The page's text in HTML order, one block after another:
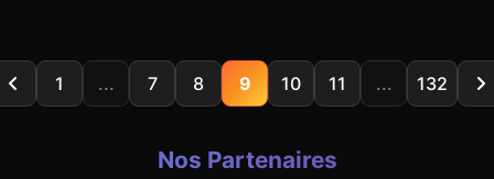
1 ... 7 8 9 10 11 ... 132
Nos Partenaires